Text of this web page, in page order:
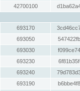
42700100
693170
693050
693030
693230
693240
693190